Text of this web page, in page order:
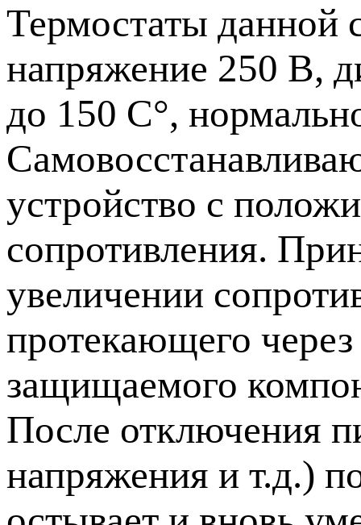
Термостаты данной
напряжение 250 В,
до 150 С°,
устройство с
сопротивления.
увеличении
протекающего через
защищаемого
После отключения
напряжения и т.д.)